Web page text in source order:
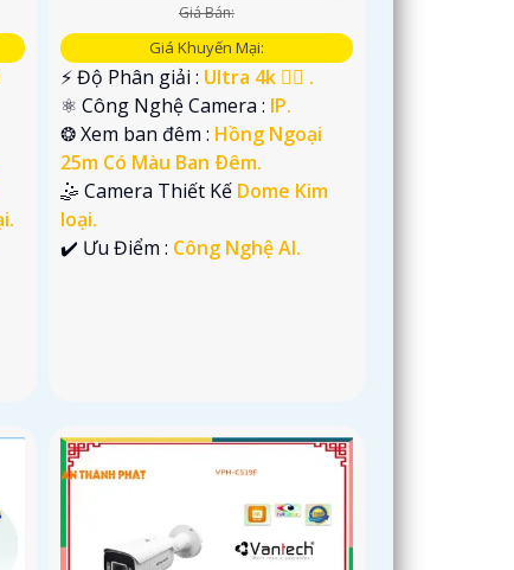
Giá Bán:
Giá Khuyến Mại:
️⚡ Độ Phân giải : Ultra 4k 👍🏾 .
⚛️ Công Nghệ Camera : IP.
❂ Xem ban đêm : Hồng Ngoại
25m Có Màu Ban Ðêm.
🤹 Camera Thiết Kế Dome Kim
loại.
️✔️ Ưu Điểm : Công Nghệ AI.